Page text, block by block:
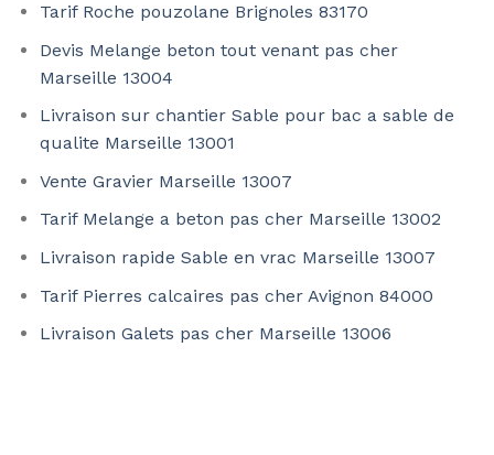
Tarif Roche pouzolane Brignoles 83170
Devis Melange beton tout venant pas cher
Marseille 13004
Livraison sur chantier Sable pour bac a sable de
qualite Marseille 13001
Vente Gravier Marseille 13007
Tarif Melange a beton pas cher Marseille 13002
Livraison rapide Sable en vrac Marseille 13007
Tarif Pierres calcaires pas cher Avignon 84000
Livraison Galets pas cher Marseille 13006